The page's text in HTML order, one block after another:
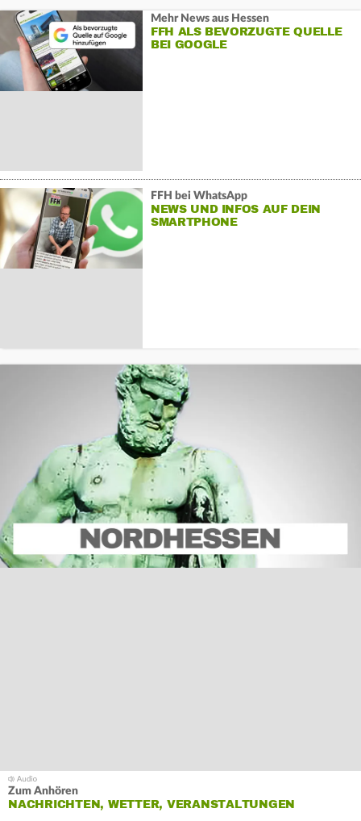
Mehr News aus Hessen
FFH ALS BEVORZUGTE QUELLE
BEI GOOGLE
FFH bei WhatsApp
NEWS UND INFOS AUF DEIN
SMARTPHONE
Zum Anhören
NACHRICHTEN, WETTER, VERANSTALTUNGEN